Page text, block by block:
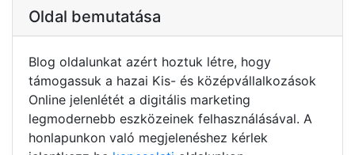
Oldal bemutatása
Blog oldalunkat azért hoztuk létre, hogy
támogassuk a hazai Kis- és középvállalkozások
Online jelenlétét a digitális marketing
legmodernebb eszközeinek felhasználásával. A
honlapunkon való megjelenéshez kérlek